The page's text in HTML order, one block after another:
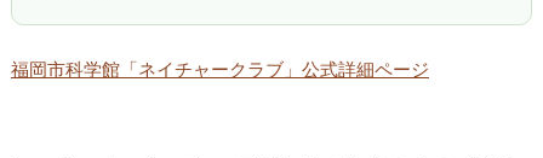
福岡市科学館「ネイチャークラブ」公式詳細ページ